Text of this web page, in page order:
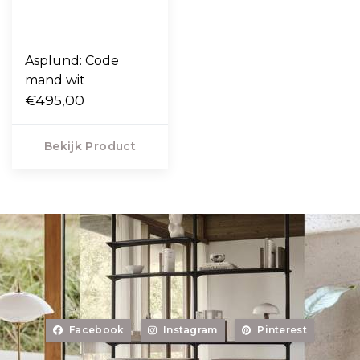
Asplund: Code
mand wit
€495,00
Bekijk Product
Facebook Instagram Pinterest